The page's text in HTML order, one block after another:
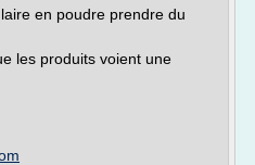
en poudre prendre du
les produits voient une